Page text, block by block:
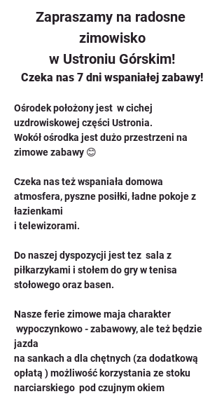
Zapraszamy na radosne
zimowisko
w Ustroniu Górskim!
Czeka nas 7 dni wspaniałej zabawy!
Ośrodek położony jest  w cichej
uzdrowiskowej części Ustronia.
Wokół ośrodka jest dużo przestrzeni na
zimowe zabawy 😊
Czeka nas też wspaniała domowa
atmosfera, pyszne posiłki, ładne pokoje z
łazienkami
i telewizorami.
Do naszej dyspozycji jest tez  sala z
piłkarzykami i stołem do gry w tenisa
stołowego oraz basen.
Nasze ferie zimowe maja charakter
wypoczynkowo - zabawowy, ale też będzie
jazda
na sankach a dla chętnych (za dodatkową
opłatą ) możliwość korzystania ze stoku
narciarskiego  pod czujnym okiem